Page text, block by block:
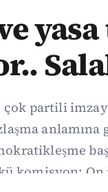
çok partili
komisyon: